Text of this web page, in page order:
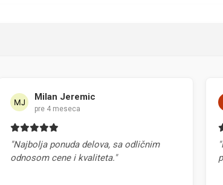
Milan Jeremic
pre 4 meseca
"Najbolja ponuda delova, sa odličnim
odnosom cene i kvaliteta."